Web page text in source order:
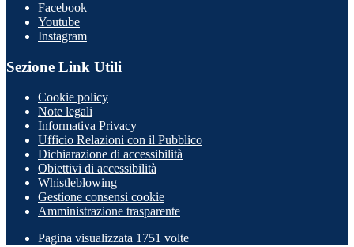
Facebook
Youtube
Instagram
Sezione Link Utili
Cookie policy
Note legali
Informativa Privacy
Ufficio Relazioni con il Pubblico
Dichiarazione di accessibilità
Obiettivi di accessibilità
Whistleblowing
Gestione consensi cookie
Amministrazione trasparente
Pagina visualizzata 1751 volte